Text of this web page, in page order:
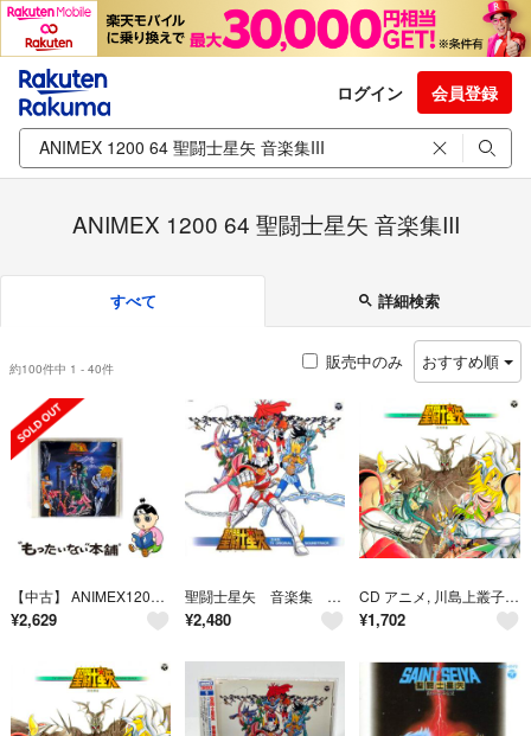
ログイン 会員登録
ANIMEX 1200 64 聖闘士星矢 音楽集III
すべて 詳細検索
約100件中 1 - 40件 販売中のみ おすすめ順
【中古】 ANIMEX1200 64： 聖闘士星矢 音楽集III CD
¥2,629
聖闘士星矢 音楽集 ＴＶ ＯＲＩＧＩＮＡＬ ＳＯＵＮＤＴＲＡＣＫ ＡＮＩＭＥＸ１２００ ９
¥2,480
CD アニメ, 川島上叢子, 横山菁児 ANIMEX 1200シリーズ 63 聖闘士星矢 音楽集 Vol.2 COCC72063 COLUMBIA 未開封 /00085
¥1,702